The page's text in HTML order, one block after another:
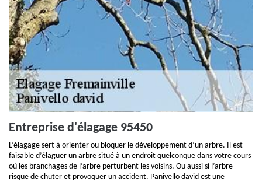
Entreprise d'élagage 95450
L’élagage sert à orienter ou bloquer le développement d’un arbre. Il est
faisable d’élaguer un arbre situé à un endroit quelconque dans votre cours
où les branchages de l’arbre perturbent les voisins. Ou aussi si l’arbre
risque de chuter et provoquer un accident. Panivello david est une